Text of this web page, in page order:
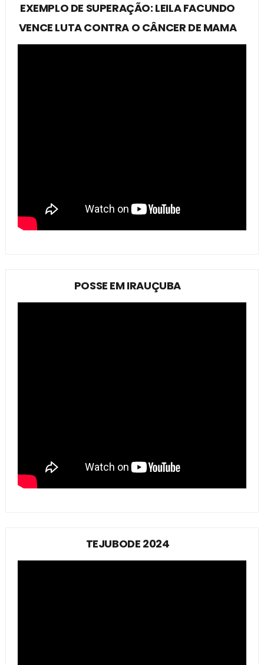
EXEMPLO DE SUPERAÇÃO: LEILA FACUNDO
VENCE LUTA CONTRA O CÂNCER DE MAMA
POSSE EM IRAUÇUBA
TEJUBODE 2024